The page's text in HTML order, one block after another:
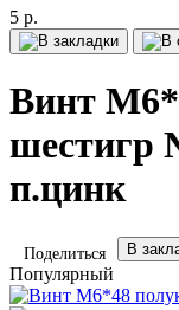
5 р.
Винт
шестигр
п.цинк
Поделиться В
Популярный